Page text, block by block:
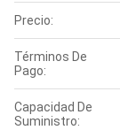
Precio:
Términos De
Pago:
Capacidad De
Suministro: